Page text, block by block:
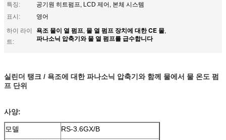
특징:
공기원 히트펌프, LCD 제어, 본체 시스템
표시:
영어
하이 라이
트:
욕조 물이 열 펌프, 물 열 펌프 장치에 대한 CE 물,
파나소닉 압축기와 물 열 펌프를 급수합니다
실린더 탱크 / 욕조에 대한 파나소닉 압축기와 함께 물에서 물 온도 펌
프 단위
사양:
모델
RS-3.6GX/B